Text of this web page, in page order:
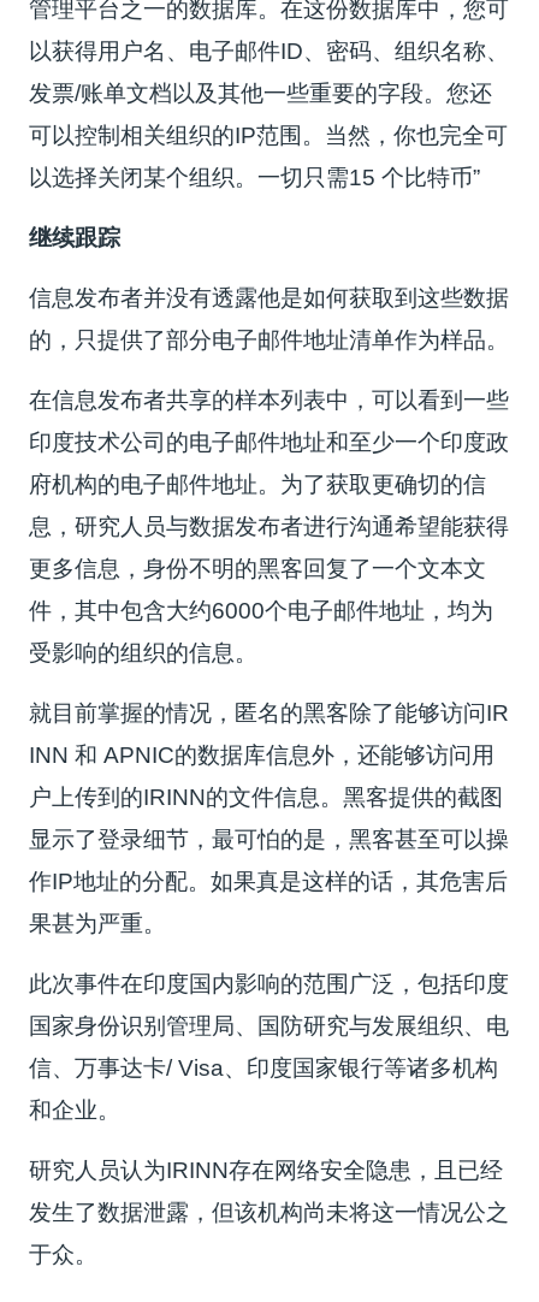
管理平台之一的数据库。在这份数据库中，您可
以获得用户名、电子邮件ID、密码、组织名称、
发票/账单文档以及其他一些重要的字段。您还
可以控制相关组织的IP范围。当然，你也完全可
以选择关闭某个组织。一切只需15 个比特币”
继续跟踪
信息发布者并没有透露他是如何获取到这些数据
的，只提供了部分电子邮件地址清单作为样品。
在信息发布者共享的样本列表中，可以看到一些
印度技术公司的电子邮件地址和至少一个印度政
府机构的电子邮件地址。为了获取更确切的信
息，研究人员与数据发布者进行沟通希望能获得
更多信息，身份不明的黑客回复了一个文本文
件，其中包含大约6000个电子邮件地址，均为
受影响的组织的信息。
就目前掌握的情况，匿名的黑客除了能够访问IR
INN 和 APNIC的数据库信息外，还能够访问用
户上传到的IRINN的文件信息。黑客提供的截图
显示了登录细节，最可怕的是，黑客甚至可以操
作IP地址的分配。如果真是这样的话，其危害后
果甚为严重。
此次事件在印度国内影响的范围广泛，包括印度
国家身份识别管理局、国防研究与发展组织、电
信、万事达卡/ Visa、印度国家银行等诸多机构
和企业。
研究人员认为IRINN存在网络安全隐患，且已经
发生了数据泄露，但该机构尚未将这一情况公之
于众。